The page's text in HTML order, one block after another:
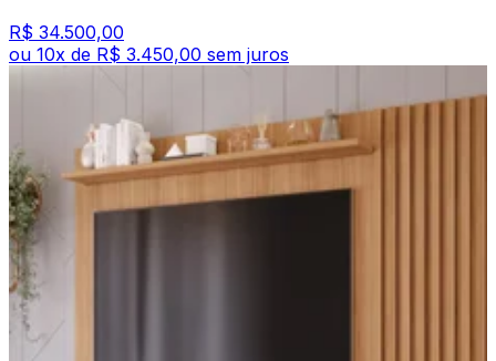
R$ 34.500,00
ou 10x de R$ 3.450,00 sem juros